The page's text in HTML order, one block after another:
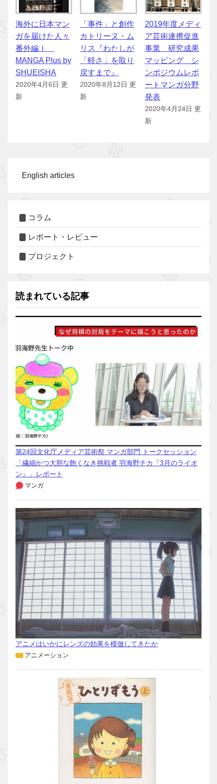
海外に日本マン
ガを届けた人々
番外編Ⅰ
MANGA Plus by
SHUEISHA
2020年4月6日 更
新
「事件」と創作
カトリーヌ・ム
リス『わたしが
「軽さ」を取り
戻すまで』
2020年8月12日 更
新
2019年度メディ
ア芸術連携促進
事業 研究成果
マッピング シ
ンポジウムレポ
ートマンガ分野
発表
2020年4月24日 更
新
English articles
コラム
レポート・レビュー
プロジェクト
読まれている記事
第24回文化庁メディア芸術祭 マンガ部門 トークセッション
「繊細かつ大胆な飽くなき挑戦者 羽海野チカ『3月のライオ
ン』」レポート
マンガ
アニメはいかにレンズの効果を模倣してきたか
アニメーション